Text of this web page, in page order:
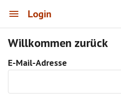
Login
Willkommen zurück
E-Mail-Adresse